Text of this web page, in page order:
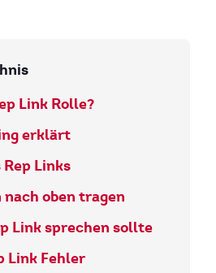
Link Rolle?
erklärt
Rep Links
oben tragen
Link sprechen sollte
Link Fehler